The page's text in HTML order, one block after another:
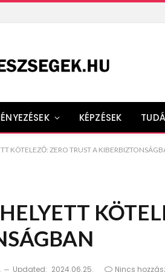
KÉPZÉSEK
KÖTELEZŐ: ZERO TRUST A
Updated: 2024.06.25. Nincs